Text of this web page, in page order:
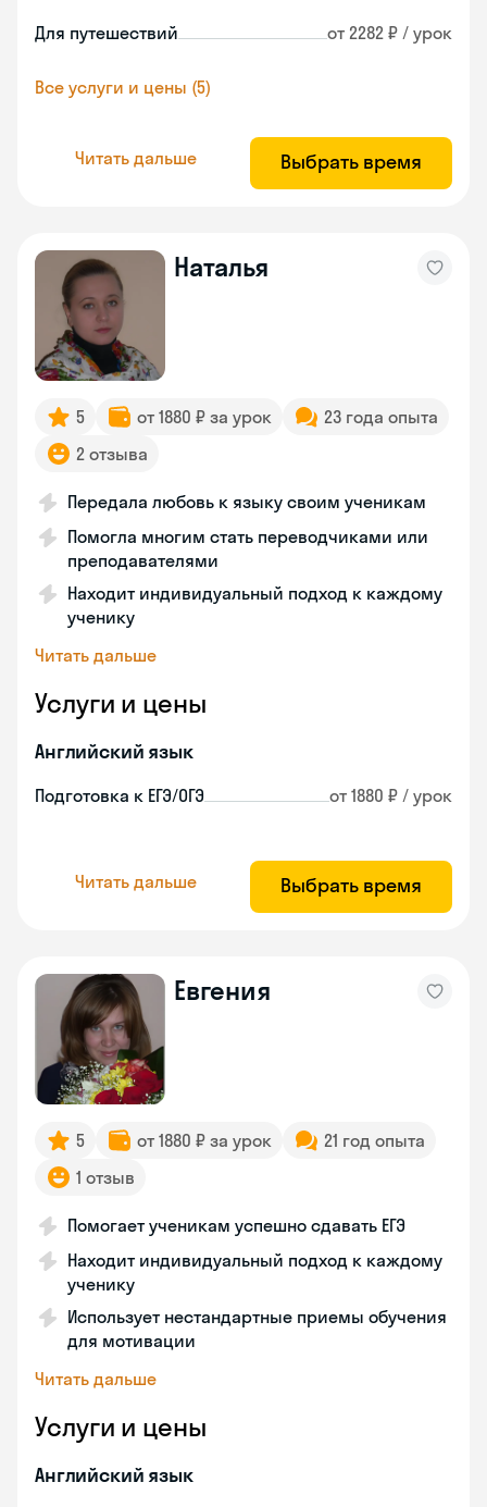
Для путешествий от 2282 ₽ / урок
Все услуги и цены (5)
Читать дальше Выбрать время
Наталья
5 от 1880 ₽ за урок
23 года опыта
2 отзыва
Передала любовь к языку своим ученикам
Помогла многим стать переводчиками или
преподавателями
Находит индивидуальный подход к каждому
ученику
Читать дальше
Услуги и цены
Английский язык
Подготовка к ЕГЭ/ОГЭ от 1880 ₽ / урок
Читать дальше Выбрать время
Евгения
5 от 1880 ₽ за урок
21 год опыта
1 отзыв
Помогает ученикам успешно сдавать ЕГЭ
Находит индивидуальный подход к каждому
ученику
Использует нестандартные приемы обучения
для мотивации
Читать дальше
Услуги и цены
Английский язык